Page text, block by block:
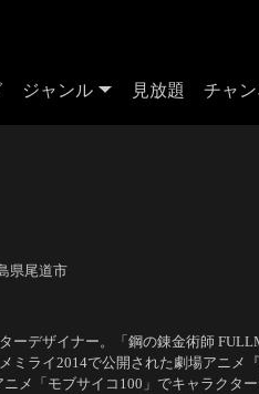
ジャンル 見放題 チャ
県尾道市
ーデザイナー。「鋼の錬金術師
ミライ2014で公開された劇場アニメ
メ「モブサイコ100」でキャラクタ